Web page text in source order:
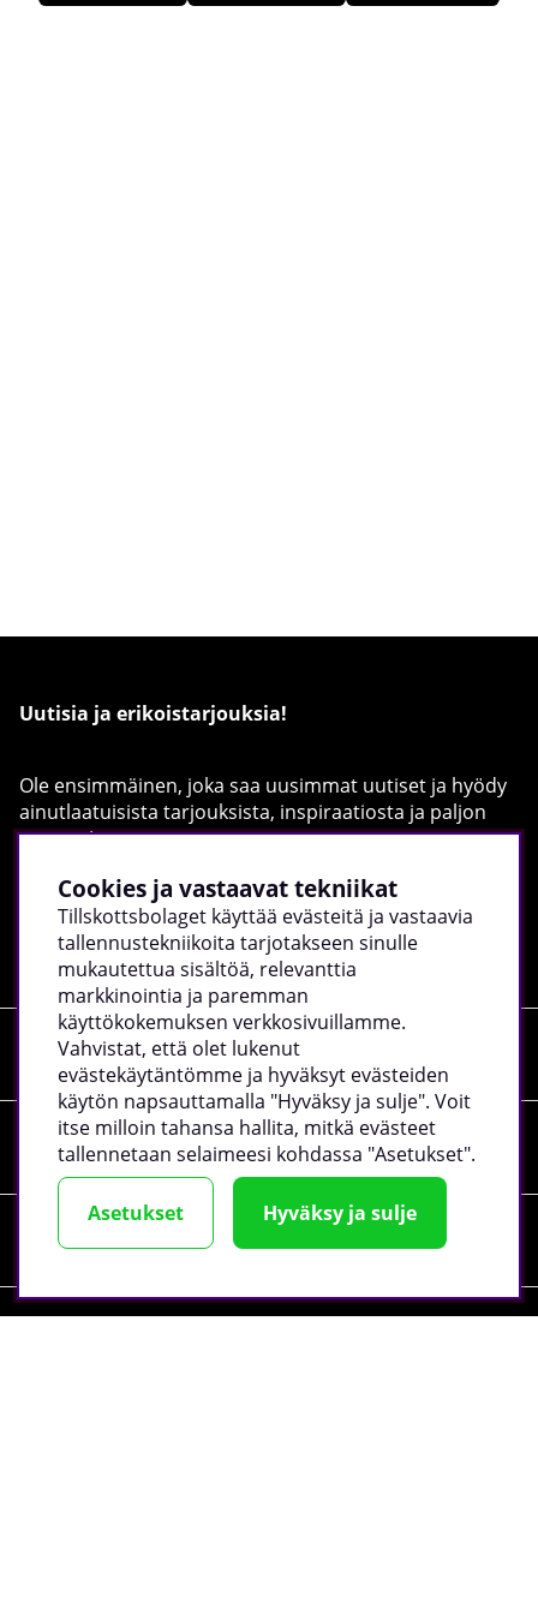
Uutisia ja erikoistarjouksia!
Ole ensimmäinen, joka saa uusimmat uutiset ja hyödy
ainutlaatuisista tarjouksista, inspiraatiosta ja paljon
muusta!
Rekisteröidy
Ostokset
Tiedot
Sosiaalinen media
Cookies ja vastaavat tekniikat
Tillskottsbolaget käyttää evästeitä ja vastaavia
tallennustekniikoita tarjotakseen sinulle
mukautettua sisältöä, relevanttia
markkinointia ja paremman
käyttökokemuksen verkkosivuillamme.
Vahvistat, että olet lukenut
evästekäytäntömme ja hyväksyt evästeiden
käytön napsauttamalla "Hyväksy ja sulje". Voit
itse milloin tahansa hallita, mitkä evästeet
tallennetaan selaimeesi kohdassa "Asetukset".
Asetukset Hyväksy ja sulje